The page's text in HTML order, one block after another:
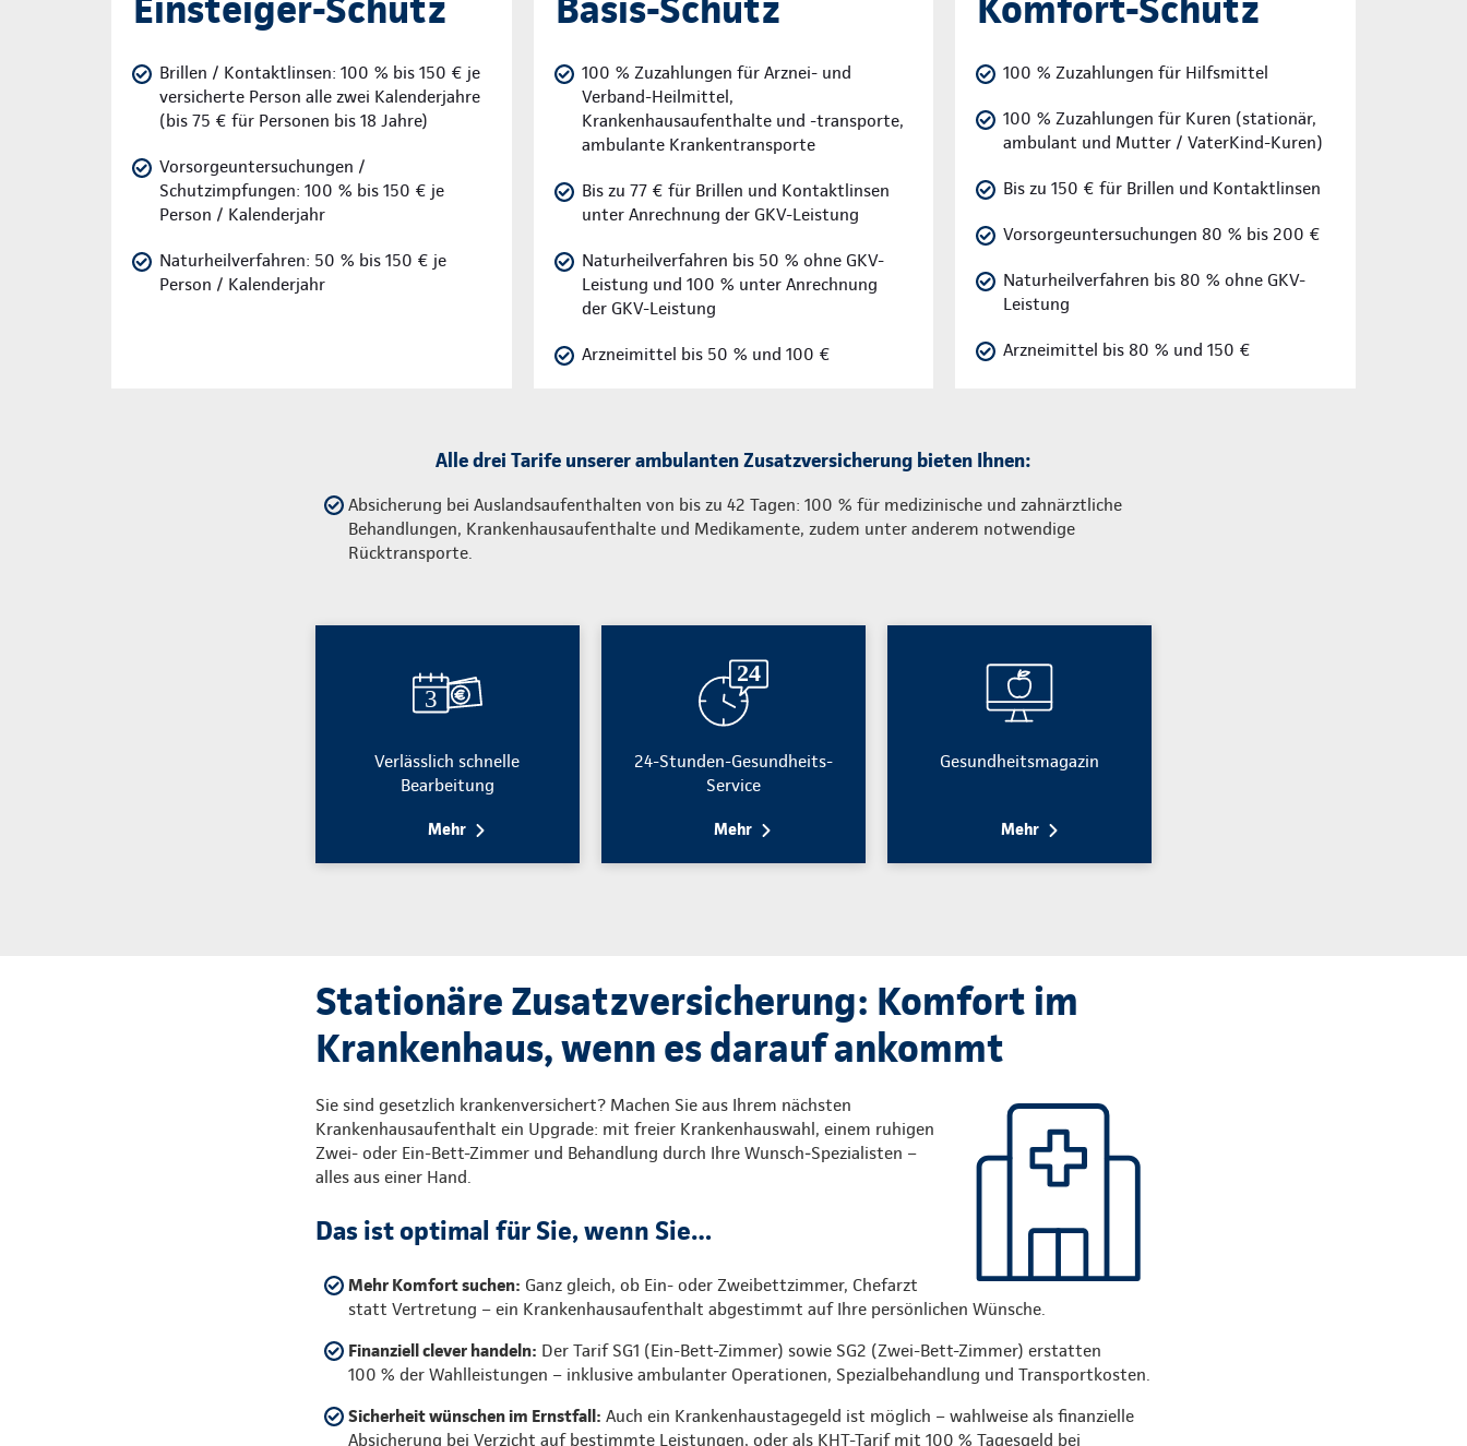
Brillen / Kontaktlinsen: 100 % bis 150 € je
versicherte Person alle zwei Kalenderjahre
(bis 75 € für Personen bis 18 Jahre)
Vorsorgeuntersuchungen /
Schutzimpfungen: 100 % bis 150 € je
Person / Kalenderjahr
Naturheilverfahren: 50 % bis 150 € je
Person / Kalenderjahr
100 % Zuzahlungen für Arznei- und
Verband-Heilmittel,
Krankenhausaufenthalte und -transporte,
ambulante Krankentransporte
Bis zu 77 € für Brillen und Kontaktlinsen
unter Anrechnung der GKV-Leistung
Naturheilverfahren bis 50 % ohne GKV-
Leistung und 100 % unter Anrechnung
der GKV-Leistung
Arzneimittel bis 50 % und 100 €
100 % Zuzahlungen für Hilfsmittel
100 % Zuzahlungen für Kuren (stationär,
ambulant und Mutter / VaterKind-Kuren)
Bis zu 150 € für Brillen und Kontaktlinsen
Vorsorgeuntersuchungen 80 % bis 200 €
Naturheilverfahren bis 80 % ohne GKV-
Leistung
Arzneimittel bis 80 % und 150 €
Alle drei Tarife unserer ambulanten Zusatzversicherung bieten Ihnen:
Absicherung bei Auslandsaufenthalten von bis zu 42 Tagen: 100 % für medizinische und zahnärztliche
Behandlungen, Krankenhausaufenthalte und Medikamente, zudem unter anderem notwendige
Rücktransporte.
Verlässlich schnelle
Bearbeitung
Mehr
24-Stunden-Gesundheits-
Service
Mehr
Gesundheitsmagazin
Mehr
Stationäre Zusatzversicherung: Komfort im
Krankenhaus, wenn es darauf ankommt
Sie sind gesetzlich krankenversichert? Machen Sie aus Ihrem nächsten
Krankenhausaufenthalt ein Upgrade: mit freier Krankenhauswahl, einem ruhigen
Zwei- oder Ein-Bett-Zimmer und Behandlung durch Ihre Wunsch‑Spezialisten –
alles aus einer Hand.
Das ist optimal für Sie, wenn Sie…
Mehr Komfort suchen: Ganz gleich, ob Ein- oder Zweibettzimmer, Chefarzt
statt Vertretung – ein Krankenhausaufenthalt abgestimmt auf Ihre persönlichen Wünsche.
Finanziell clever handeln: Der Tarif SG1 (Ein-Bett-Zimmer) sowie SG2 (Zwei-Bett-Zimmer) erstatten
100 % der Wahlleistungen – inklusive ambulanter Operationen, Spezialbehandlung und Transportkosten.
Sicherheit wünschen im Ernstfall: Auch ein Krankenhaustagegeld ist möglich – wahlweise als finanzielle
Absicherung bei Verzicht auf bestimmte Leistungen, oder als KHT-Tarif mit 100 % Tagesgeld bei